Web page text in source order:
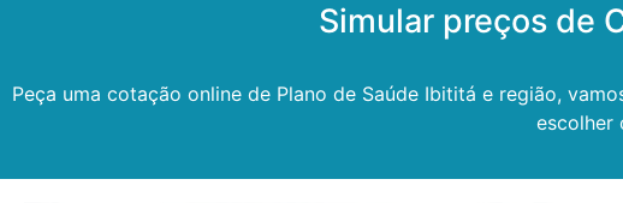
Simular preços de
Peça uma cotação online de Plano de Saúde Ibititá e região,
escolher